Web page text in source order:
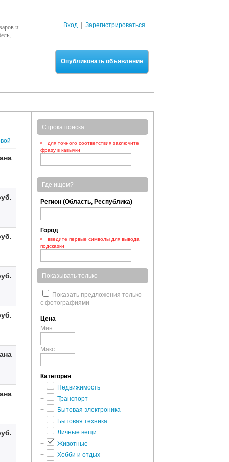
и
Вход Зарегистрироваться
Опубликовать объявление
Строка поиска
для точного соответствия заключите
фразу в кавычки
Где ищем?
Регион (Область, Республика)
Город
введите первые символы для вывода
подсказки
Показывать только
Показать предложения только
с фотографиями
Цена
Мин.
Макс..
Категория
+
Недвижимость
+
Транспорт
+
Бытовая электроника
+
Бытовая техника
+
Личные вещи
+
Животные
+
Хобби и отдых